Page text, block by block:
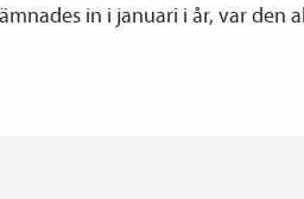
in i januari i år, var den